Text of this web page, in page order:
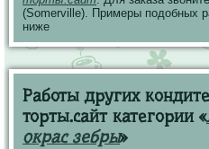
(Somerville). Примеры подобных
ниже
Работы других
торты.сайт категории «
окрас зебры»